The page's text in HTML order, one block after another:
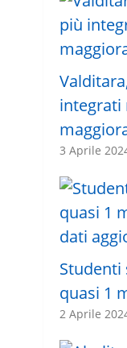
integrati
3 Aprile
quasi 1
2 Aprile